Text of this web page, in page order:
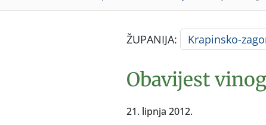
ŽUPANIJA: Krapinsko-
Obavijest
21. lipnja 2012.